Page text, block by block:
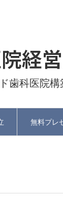
経
歯科医院構
無料プレ